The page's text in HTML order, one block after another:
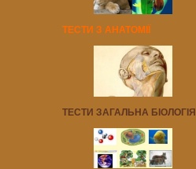
ТЕСТИ З АНАТОМІЇ
ТЕСТИ ЗАГАЛЬНА БІОЛОГІЯ